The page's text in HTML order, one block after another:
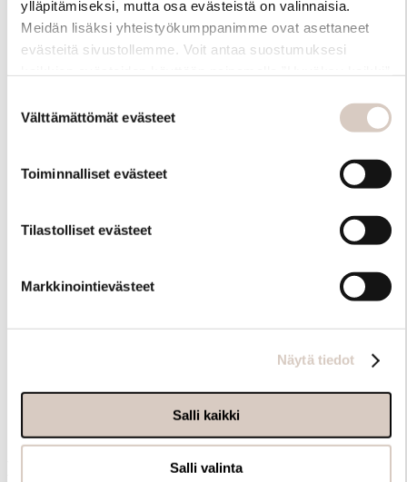
ylläpitämiseksi, mutta osa evästeistä on valinnaisia.
Meidän lisäksi yhteistyökumppanimme ovat asettaneet
evästeitä sivustollemme. Voit antaa suostumuksesi
myöhemmin ”Evästeasetukset” -linkin kautta.
valinta
Välttämättömät evästeet
Toiminnalliset evästeet
Tilastolliset evästeet
Markkinointievästeet
Näytä tiedot
Salli kaikki
Salli valinta
Hoito-ohjeet
Samankaltaisia tuotteita
Muut ostivat myös